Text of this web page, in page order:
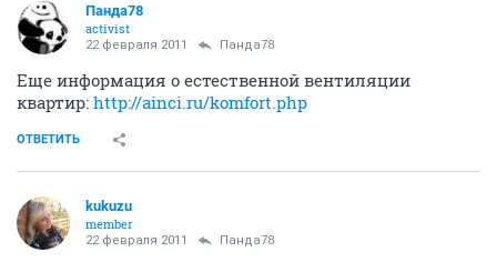
Панда78
activist
22 февраля 2011 Панда78
Еще информация о естественной вентиляции
квартир: http://ainci.ru/komfort.php
ОТВЕТИТЬ
kukuzu
member
22 февраля 2011 Панда78